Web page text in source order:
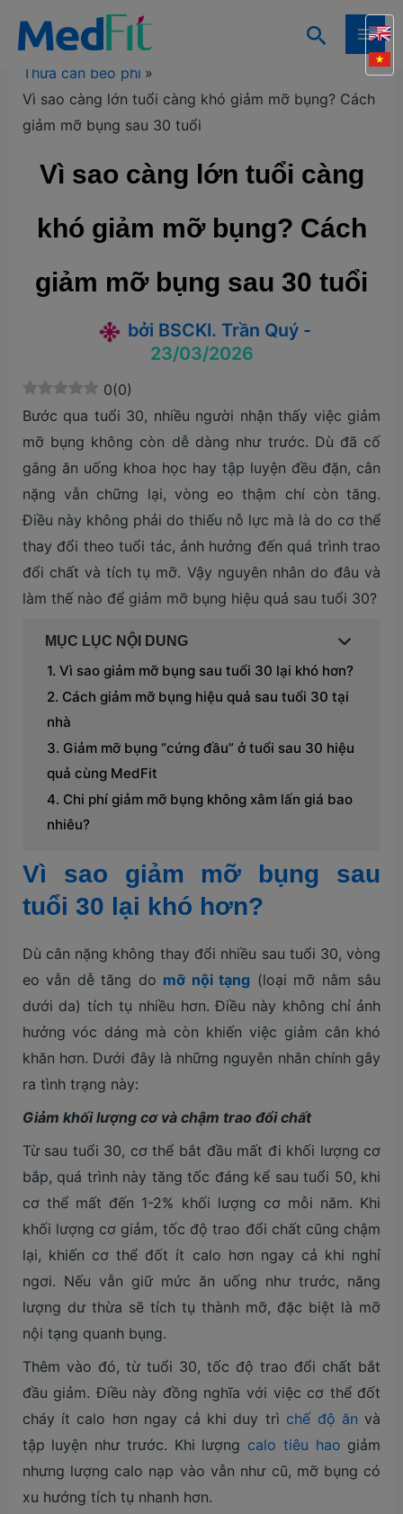
dung
Tìm
kiếm
Trang chủ Kiến thức
Kiến thức giảm cân
Thừa cân béo phì
Vì sao càng lớn tuổi càng khó giảm mỡ bụng? Cách
giảm mỡ bụng sau 30 tuổi
Vì sao càng lớn tuổi càng
khó giảm mỡ bụng? Cách
giảm mỡ bụng sau 30 tuổi
bởi BSCKI. Trần Quý -
23/03/2026
0(0)
Bước qua tuổi 30, nhiều người nhận thấy việc giảm
mỡ bụng không còn dễ dàng như trước. Dù đã cố
gắng ăn uống khoa học hay tập luyện đều đặn, cân
nặng vẫn chững lại, vòng eo thậm chí còn tăng.
Điều này không phải do thiếu nỗ lực mà là do cơ thể
thay đổi theo tuổi tác, ảnh hưởng đến quá trình trao
đổi chất và tích tụ mỡ. Vậy nguyên nhân do đâu và
làm thế nào để giảm mỡ bụng hiệu quả sau tuổi 30?
MỤC LỤC NỘI DUNG
Vì sao giảm mỡ bụng sau tuổi 30 lại khó hơn?
Cách giảm mỡ bụng hiệu quả sau tuổi 30 tại
nhà
Giảm mỡ bụng “cứng đầu” ở tuổi sau 30 hiệu
quả cùng MedFit
Chi phí giảm mỡ bụng không xâm lấn giá bao
nhiêu?
Vì sao giảm mỡ bụng sau
tuổi 30 lại khó hơn?
Dù cân nặng không thay đổi nhiều sau tuổi 30, vòng
eo vẫn dễ tăng do mỡ nội tạng (loại mỡ nằm sâu
dưới da) tích tụ nhiều hơn. Điều này không chỉ ảnh
hưởng vóc dáng mà còn khiến việc giảm cân khó
khăn hơn. Dưới đây là những nguyên nhân chính gây
ra tình trạng này:
Giảm khối lượng cơ và chậm trao đổi chất
Từ sau tuổi 30, cơ thể bắt đầu mất đi khối lượng cơ
bắp, quá trình này tăng tốc đáng kể sau tuổi 50, khi
cơ thể mất đến 1-2% khối lượng cơ mỗi năm. Khi
khối lượng cơ giảm, tốc độ trao đổi chất cũng chậm
lại, khiến cơ thể đốt ít calo hơn ngay cả khi nghỉ
ngơi. Nếu vẫn giữ mức ăn uống như trước, năng
lượng dư thừa sẽ tích tụ thành mỡ, đặc biệt là mỡ
nội tạng quanh bụng.
Thêm vào đó, từ tuổi 30, tốc độ trao đổi chất bắt
đầu giảm. Điều này đồng nghĩa với việc cơ thể đốt
cháy ít calo hơn ngay cả khi duy trì chế độ ăn và
tập luyện như trước. Khi lượng calo tiêu hao giảm
nhưng lượng calo nạp vào vẫn như cũ, mỡ bụng có
xu hướng tích tụ nhanh hơn.